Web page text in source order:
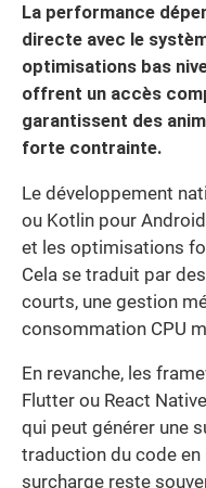
La performance
directe avec le
optimisations bas
offrent un accès
garantissent des
forte contrainte.
Le développement
ou Kotlin pour
et les optimisations
Cela se traduit par
courts, une gestion
consommation CPU
En revanche, les
Flutter ou React
qui peut générer une
traduction du code
surcharge reste